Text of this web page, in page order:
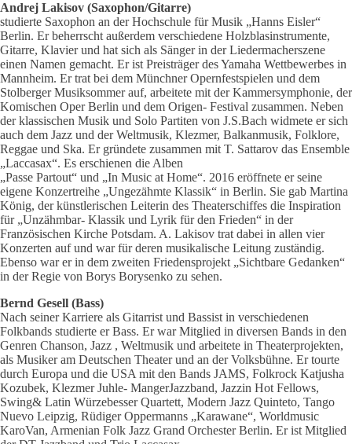
Andrej Lakisov (Saxophon/Gitarre)
studierte Saxophon an der Hochschule für Musik „Hanns Eisler“
Berlin. Er beherrscht außerdem verschiedene Holzblasinstrumente,
Gitarre, Klavier und hat sich als Sänger in der Liedermacherszene
einen Namen gemacht. Er ist Preisträger des Yamaha Wettbewerbes in
Mannheim. Er trat bei dem Münchner Opernfestspielen und dem
Stolberger Musiksommer auf, arbeitete mit der Kammersymphonie, der
Komischen Oper Berlin und dem Origen- Festival zusammen. Neben
der klassischen Musik und Solo Partiten von J.S.Bach widmete er sich
auch dem Jazz und der Weltmusik, Klezmer, Balkanmusik, Folklore,
Reggae und Ska. Er gründete zusammen mit T. Sattarov das Ensemble
„Laccasax“. Es erschienen die Alben
„Passe Partout“ und „In Music at Home“. 2016 eröffnete er seine
eigene Konzertreihe „Ungezähmte Klassik“ in Berlin. Sie gab Martina
König, der künstlerischen Leiterin des Theaterschiffes die Inspiration
für „Unzähmbar- Klassik und Lyrik für den Frieden“ in der
Französischen Kirche Potsdam. A. Lakisov trat dabei in allen vier
Konzerten auf und war für deren musikalische Leitung zuständig.
Ebenso war er in dem zweiten Friedensprojekt „Sichtbare Gedanken“
in der Regie von Borys Borysenko zu sehen.
Bernd Gesell (Bass)
Nach seiner Karriere als Gitarrist und Bassist in verschiedenen
Folkbands studierte er Bass. Er war Mitglied in diversen Bands in den
Genren Chanson, Jazz , Weltmusik und arbeitete in Theaterprojekten,
als Musiker am Deutschen Theater und an der Volksbühne. Er tourte
durch Europa und die USA mit den Bands JAMS, Folkrock Katjusha
Kozubek, Klezmer Juhle- MangerJazzband, Jazzin Hot Fellows,
Swing& Latin Würzebesser Quartett, Modern Jazz Quinteto, Tango
Nuevo Leipzig, Rüdiger Oppermanns „Karawane“, Worldmusic
KaroVan, Armenian Folk Jazz Grand Orchester Berlin. Er ist Mitglied